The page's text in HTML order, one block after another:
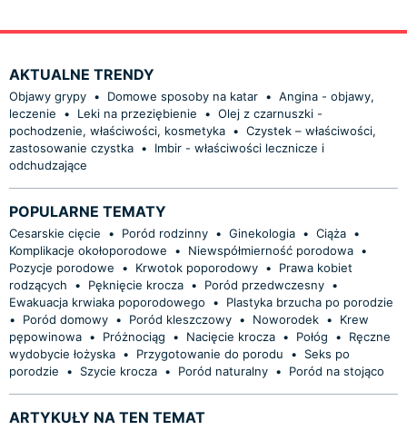
AKTUALNE TRENDY
Objawy grypy • Domowe sposoby na katar • Angina - objawy,
leczenie
• Leki na przeziębienie • Olej z czarnuszki -
pochodzenie, właściwości, kosmetyka • Czystek – właściwości,
zastosowanie czystka •
Imbir - właściwości lecznicze i
odchudzające
POPULARNE TEMATY
Cesarskie cięcie • Poród rodzinny • Ginekologia • Ciąża •
Komplikacje okołoporodowe
• Niewspółmierność porodowa •
Pozycje porodowe
• Krwotok poporodowy •
Prawa kobiet
rodzących
• Pęknięcie krocza • Poród przedwczesny •
Ewakuacja krwiaka poporodowego
•
Plastyka brzucha po porodzie
•
Poród domowy • Poród kleszczowy • Noworodek •
Krew
pępowinowa • Próżnociąg • Nacięcie krocza • Połóg •
Ręczne
wydobycie łożyska • Przygotowanie do porodu •
Seks po
porodzie
• Szycie krocza • Poród naturalny • Poród na stojąco
ARTYKUŁY NA TEN TEMAT